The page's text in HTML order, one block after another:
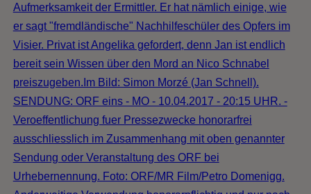
Aufmerksamkeit der Ermittler. Er hat nämlich einige, wie
er sagt "fremdländische" Nachhilfeschüler des Opfers im
Visier. Privat ist Angelika gefordert, denn Jan ist endlich
bereit sein Wissen über den Mord an Nico Schnabel
preiszugeben.Im Bild: Simon Morzé (Jan Schnell).
SENDUNG: ORF eins - MO - 10.04.2017 - 20:15 UHR. -
Veroeffentlichung fuer Pressezwecke honorarfrei
ausschliesslich im Zusammenhang mit oben genannter
Sendung oder Veranstaltung des ORF bei
Urhebernennung. Foto: ORF/MR Film/Petro Domenigg.